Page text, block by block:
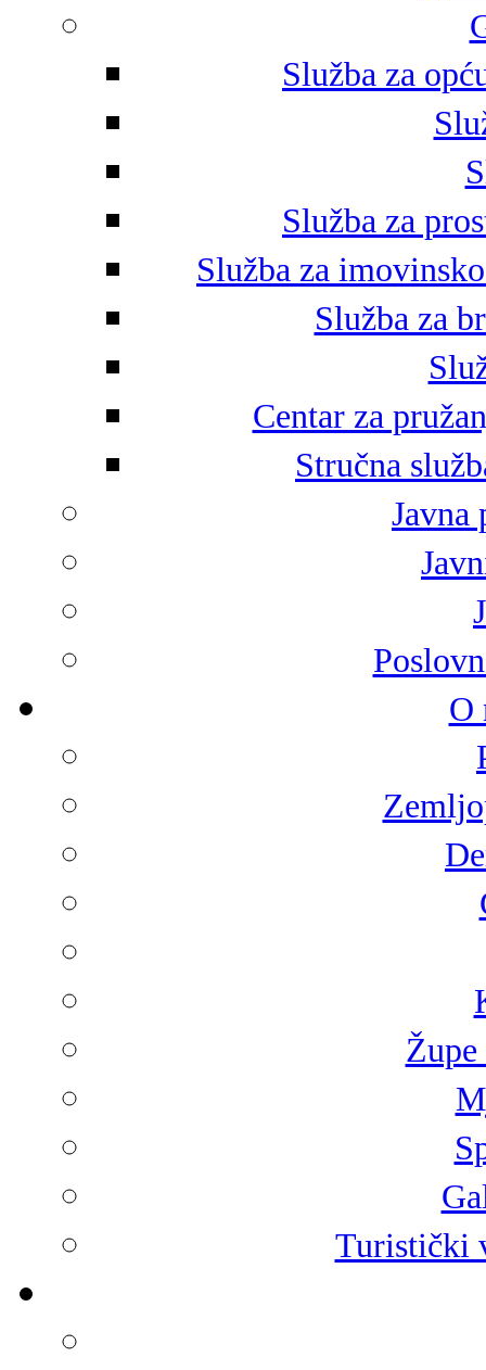
Služba za
Služba za
Služba za
Služba za
Centar za
Stručna
Javna
O
Turistički